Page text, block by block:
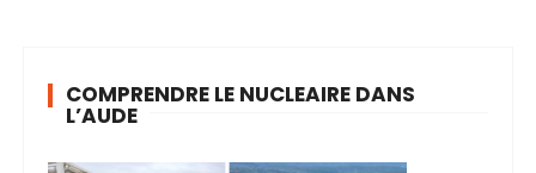
COMPRENDRE LE NUCLEAIRE DANS
L’AUDE